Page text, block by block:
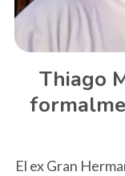
Thiago
El ex Gran